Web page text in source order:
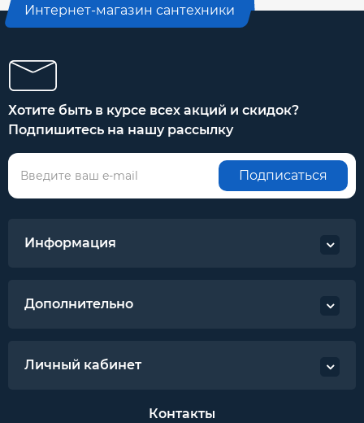
Интернет-магазин сантехники
Хотите быть в курсе всех акций и скидок?
Подпишитесь на нашу рассылку
Подписаться
Информация
Дополнительно
Личный кабинет
Контакты